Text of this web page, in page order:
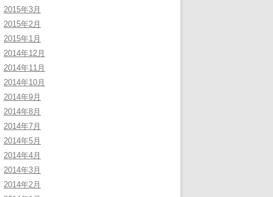
2015年3月
2015年2月
2015年1月
2014年12月
2014年11月
2014年10月
2014年9月
2014年8月
2014年7月
2014年5月
2014年4月
2014年3月
2014年2月